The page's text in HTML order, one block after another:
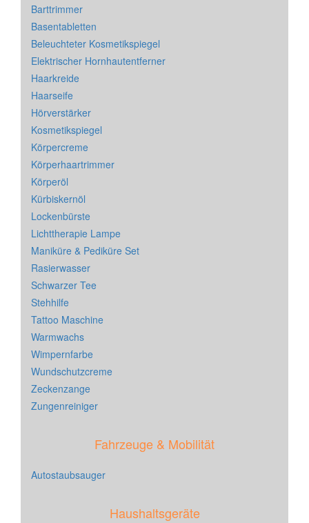
Barttrimmer
Basentabletten
Beleuchteter Kosmetikspiegel
Elektrischer Hornhautentferner
Haarkreide
Haarseife
Hörverstärker
Kosmetikspiegel
Körpercreme
Körperhaartrimmer
Körperöl
Kürbiskernöl
Lockenbürste
Lichttherapie Lampe
Maniküre & Pediküre Set
Rasierwasser
Schwarzer Tee
Stehhilfe
Tattoo Maschine
Warmwachs
Wimpernfarbe
Wundschutzcreme
Zeckenzange
Zungenreiniger
Fahrzeuge & Mobilität
Autostaubsauger
Haushaltsgeräte